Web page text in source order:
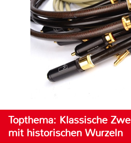
Topthema: Klassische
mit historischen Wurzeln